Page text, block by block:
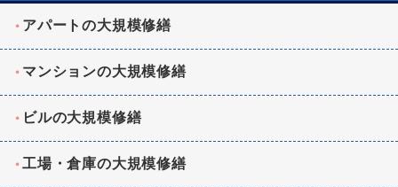
アパートの大規模修繕
マンションの大規模修繕
ビルの大規模修繕
工場・倉庫の大規模修繕